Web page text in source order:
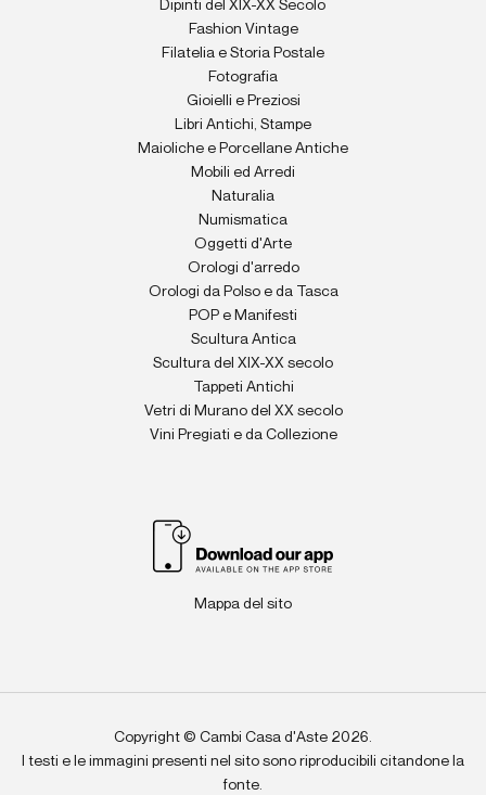
Dipinti del XIX-XX Secolo
Fashion Vintage
Filatelia e Storia Postale
Fotografia
Gioielli e Preziosi
Libri Antichi, Stampe
Maioliche e Porcellane Antiche
Mobili ed Arredi
Naturalia
Numismatica
Oggetti d'Arte
Orologi d'arredo
Orologi da Polso e da Tasca
POP e Manifesti
Scultura Antica
Scultura del XIX-XX secolo
Tappeti Antichi
Vetri di Murano del XX secolo
Vini Pregiati e da Collezione
Mappa del sito
Copyright © Cambi Casa d'Aste 2026.
I testi e le immagini presenti nel sito sono riproducibili citandone la
fonte.